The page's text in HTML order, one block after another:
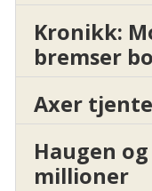
Kronikk:
bremser
Axer
Haugen
millioner